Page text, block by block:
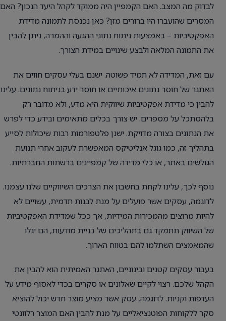
לבדוק מה המצב. האם הקמפיין היה ממוקד לקהל היעד הנכון? האם
המסרים שהועברו היו ברורים מזן? כאן נכנסת לתמונה מדידת
האפקטיביות – באמצעות ניתוח נתוני ההגעה וההמרה, ניתן להבין
את התמונה המלאה ולבצע שינויים במידת הצורך.
עם זאת, המדידה לא תמיד פשוטה. ישנם בעלי עסקים חווים את
האתגר של חוסר נתונים איכותיים או חוסר ידע בניתוח נתונים. עלינו
להבין כי מדידת אפקטיביות שיווקית היא מדע, ולא מדובר רק
בלהסתכל על מספרים. יש צורך בכלים מתאימים ובידע כדי לפרש
את הנתונים בצורה מדויקת. ישנן פלטפורמות רבות שיכולות לסייע
בתהליך זה, כמו גוגל אנליטיקס המאפשרת לעקוב אחרי תנועת
הגולשים באתר, או כלי מדידה של קמפיינים ברשתות החברתיות.
נוסף לכך, עלינו לקחת בחשבון את הצרכים השיווקיים שלנו עצמנו.
לדוגמה, עסקים אשר פועלים על מנת לבנות תדמית, עשויים לא
להיות מרוצים מהמכירות המידיות, אך ככל שמדידת האפקטיביות
של השיווק תתמקד גם בתהליכים של בניית מודעות, הם יגלו
שהמאמצים השתלמו להם בטווח הארוך.
בעבור עסקים קטנים ובינוניים, האתגר האמיתית הוא להבין את
הקהל שלכם. רצוי לקיים שאלונים או סקרים בכדי לאסוף מידע על
העדפות וקניות. לדוגמה, עסק אשר מציע מוצר חדש יכול להוציא
סקר ללקוחות הפוטנציאליים על מנת להבין האם המוצר רלוונטי